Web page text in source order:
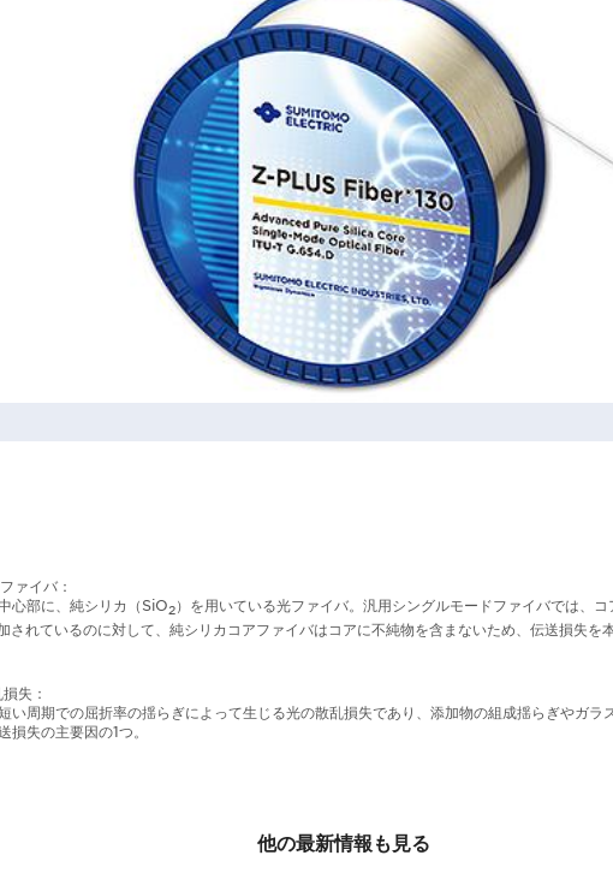
ァイバ：
心部に、純シリカ（SiO2）を用いている光ファイバ。汎用シングルモードファイバでは、
されているのに対して、純シリカコアファイバはコアに不純物を含まないため、伝送損失を
失：
い周期での屈折率の揺らぎによって生じる光の散乱損失であり、添加物の組成揺らぎやガラ
損失の主要因の1つ。
他の最新情報も見る